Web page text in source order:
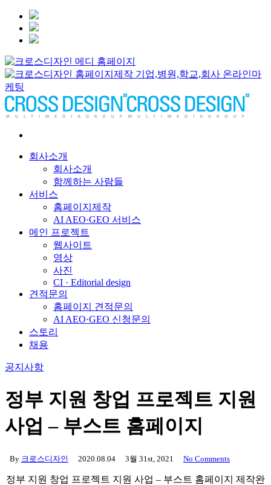
회사소개
회사소개
함께하는 사람들
서비스
홈페이지제작
AI AEO·GEO 서비스
메인 프로젝트
웹사이트
영상
사진
CI · Editorial design
견적문의
홈페이지 견적문의
AI AEO·GEO 신청문의
스토리
채용
공지사항
정부 지원 창업 프로젝트 지원
사업 – 부스트 홈페이지
By 크로스디자인 2020.08.04 3월 31st, 2021 No Comments
정부 지원 창업 프로젝트 지원 사업 – 부스트 홈페이지 제작완